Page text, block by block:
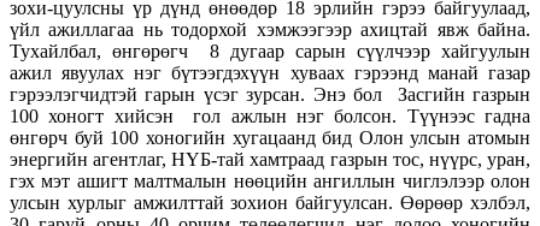
зохи-цуулсны үр дүнд өнөөдөр 18 эрлийн гэрээ байгуулаад,
үйл ажиллагаа нь тодорхой хэмжээгээр ахицтай явж байна.
Тухайлбал, өнгөрөгч 8 дугаар сарын сүүлчээр хайгуулын
ажил явуулах нэг бүтээгдэхүүн хуваах гэрээнд манай газар
гэрээлэгчидтэй гарын үсэг зурсан. Энэ бол Засгийн газрын
100 хоногт хийсэн гол ажлын нэг болсон. Түүнээс гадна
өнгөрч буй 100 хоногийн хугацаанд бид Олон улсын атомын
энергийн агентлаг, НҮБ-тай хамтраад газрын тос, нүүрс, уран,
гэх мэт ашигт малтмалын нөөцийн ангиллын чиглэлээр олон
улсын хурлыг амжилттай зохион байгуулсан. Өөрөөр хэлбэл,